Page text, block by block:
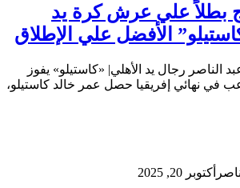
بطلاً علي عرش كرة يد
الأفضل علي الإطلاق
رجال يد الأهلي| «كاستيلو» يفوز
في نهائي إفريقيا حصل عمر خالد كاستيلو،
أكتوبر 20, 2025